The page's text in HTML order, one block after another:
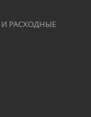
РАСХОДНЫЕ